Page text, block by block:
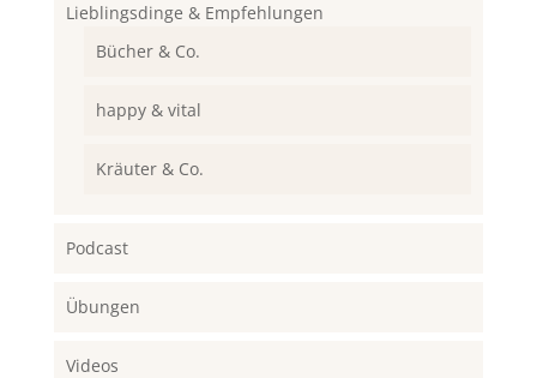
Lieblingsdinge & Empfehlungen
Bücher & Co.
happy & vital
Kräuter & Co.
Podcast
Übungen
Videos